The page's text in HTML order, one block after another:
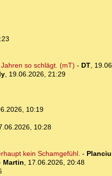
so schlägt. (mT) - DT,
, 19.06.2026, 21:29
10:19
10:28
kein Schamgefühl. -
Martin, 17.06.2026, 20:48